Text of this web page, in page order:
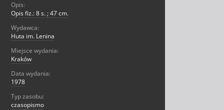
Opis:
Opis fiz.: 8 s. ; 47 cm.
Wydawca:
Huta im. Lenina
Miejsce wydania:
Kraków
Data wydania:
1978
Typ zasobu:
czasopismo